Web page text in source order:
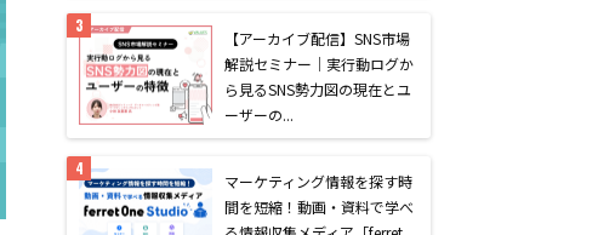
【アーカイブ配信】SNS市場
解説セミナー｜実行動ログか
ら見るSNS勢力図の現在とユ
ーザーの...
マーケティング情報を探す時
間を短縮！動画・資料で学べ